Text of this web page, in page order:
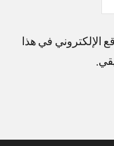
الإلكتروني في هذا